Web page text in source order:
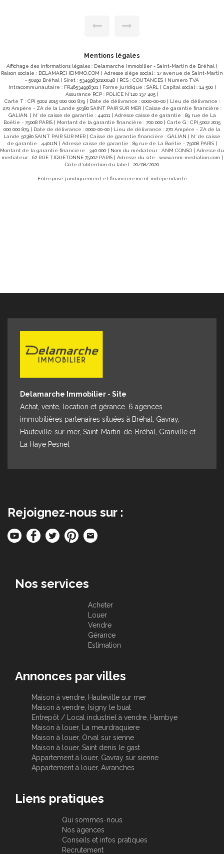
espaces de service. L'espace nuit, desservi par un
les loisirs, le jardinage ou les repas en plein air sur
terrasse exposée plein SUD. CLASSE ENERGIE : B (72)
CLASSE CLIMAT : A (2) Montant estimé des dépenses
annuelles d'énergie pour un usage standard : entre 640
euros et 940 euros / an. Date de référence des prix de
l'énergie utilisés pour établir cette estimation
2021/2022/2023 Les informations sur les risques auxquels
ce bien est exposé sont disponibles sur le site Géorisques
www.georisques.gouv.fr PRIX : 227 000 €uros Honoraire
charge vendeur. REFERENCE : 10699MB Pour visiter
contacter l'agence Delamarche Immobilier Gavray au 02
61 40 40 ou Margaux BONNIERE au 06 61 46 17 81
Mentions légales
Affichage des informations légales : Delamarche Immobilier - Saint-Martin de Bréhal |
Raison sociale : DELAMARCHEIMMO.COM | Adresse siège social : 17 avenue de Saint-Martin
- 50290 Bréhal | Siret : 53499630100048 | RCS : COUTANCES | Numero TVA
Intracommunautaire : FR46534996301 | Forme juridique : SARL | Capital social : 14 500 |
Assurance RCP : POLICE N°120 137 405 |
Carte T : CPI 5002 2015 000 000 879 | Date de délivrance : 0000-00-00 | Lieu de délivrance :
270 Ampère - ZA de la Lande 50380 SAINT PAIR SUR MER | Caisse de garantie financière :
GALIAN. | N° de caisse de garantie : 44011 | Adresse caisse de garantie : 89 rue de La
Boëtie - 75008 PARIS | Montant de la garantie financière : 700 000 | Carte G : CPI 5002 2015
000 000 879 | Date de délivrance : 0000-00-00 | Lieu de délivrance : 270 Ampère - ZA de la
Lande 50380 SAINT PAIR SUR MER | Caisse de garantie financière : GALIAN | N° de caisse
de garantie : 44011N | Adresse caisse de garantie : 89 rue de La Boëtie - 75008 PARIS |
Montant de la garantie financière : 340 000 | Nom du médiateur : ANM CONSO | Adresse du
médiateur : 62 RUE TIQUETONNE 75002 PARIS | Adresse du site : www.anm-mediation.com |
Date d'obtention du label : 20/08/2020
Entreprise juridiquement et financièrement indépendante
Delamarche Immobilier - Site
Achat, vente, location et gérance. 6 agences
immobilières partenaires situées à Bréhal, Gavray,
Hauteville-sur-mer, Saint-Martin-de-Bréhal, Granville et
La Haye Pesnel
Rejoignez-nous sur :
Nos services
Acheter
Louer
Vendre
Gérance
Estimation
Annonces par villes
Maison à vendre, Hauteville sur mer
Maison à vendre, Isigny le buat
Entrepôt / Local industriel à vendre, Hambye
Maison à louer, La meurdraquiere
Maison à louer, Orval sur sienne
Maison à louer, Saint denis le gast
Appartement à louer, Gavray sur sienne
Appartement à louer, Avranches
Liens pratiques
Qui sommes-nous
Nos agences
Conseils et infos pratiques
Recrutement